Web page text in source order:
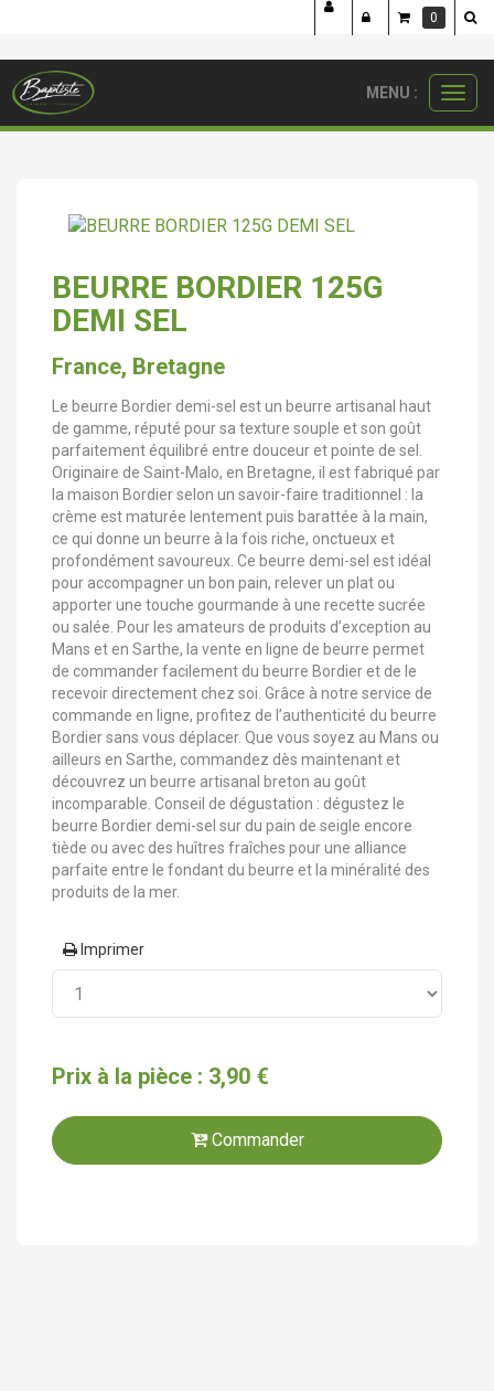
MENU :
crèmerie
BEURRE BORDIER 125G
DEMI SEL
France, Bretagne
Le beurre Bordier demi-sel est un beurre artisanal haut
de gamme, réputé pour sa texture souple et son goût
parfaitement équilibré entre douceur et pointe de sel.
Originaire de Saint-Malo, en Bretagne, il est fabriqué par
la maison Bordier selon un savoir-faire traditionnel : la
crème est maturée lentement puis barattée à la main,
ce qui donne un beurre à la fois riche, onctueux et
profondément savoureux. Ce beurre demi-sel est idéal
pour accompagner un bon pain, relever un plat ou
apporter une touche gourmande à une recette sucrée
ou salée. Pour les amateurs de produits d’exception au
Mans et en Sarthe, la vente en ligne de beurre permet
de commander facilement du beurre Bordier et de le
recevoir directement chez soi. Grâce à notre service de
commande en ligne, profitez de l’authenticité du beurre
Bordier sans vous déplacer. Que vous soyez au Mans ou
ailleurs en Sarthe, commandez dès maintenant et
découvrez un beurre artisanal breton au goût
incomparable. Conseil de dégustation : dégustez le
beurre Bordier demi-sel sur du pain de seigle encore
tiède ou avec des huîtres fraîches pour une alliance
parfaite entre le fondant du beurre et la minéralité des
produits de la mer.
Imprimer
Prix à la pièce : 3,90 €
Commander
0